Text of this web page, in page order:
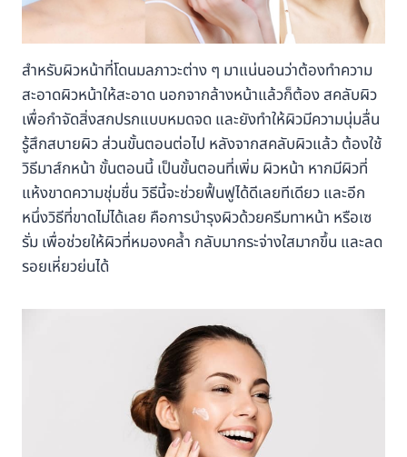
สำหรับผิวหน้าที่โดนมลภาวะต่าง ๆ มาแน่นอนว่าต้องทำความ
สะอาดผิวหน้าให้สะอาด นอกจากล้างหน้าแล้วก็ต้อง สคลับผิว
เพื่อกำจัดสิ่งสกปรกแบบหมดจด และยังทำให้ผิวมีความนุ่มลื่น
รู้สึกสบายผิว ส่วนขั้นตอนต่อไป หลังจากสคลับผิวแล้ว ต้องใช้
วิธีมาส์กหน้า ขั้นตอนนี้ เป็นขั้นตอนที่เพิ่ม ผิวหน้า หากมีผิวที่
แห้งขาดความชุ่มชื่น วิธีนี้จะช่วยฟื้นฟูได้ดีเลยทีเดียว และอีก
หนึ่งวิธีที่ขาดไม่ได้เลย คือการบำรุงผิวด้วยครีมทาหน้า หรือเซ
รั่ม เพื่อช่วยให้ผิวที่หมองคล้ำ กลับมากระจ่างใสมากขึ้น และลด
รอยเหี่ยวย่นได้